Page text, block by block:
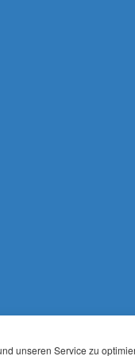
unseren Service zu